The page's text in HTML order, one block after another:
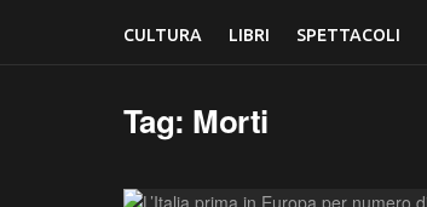
CULTURA LIBRI SPETTACOLI
Tag: Morti